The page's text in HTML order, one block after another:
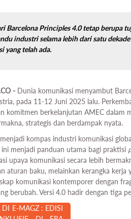
Barcelona Principles 4.0 tetap berupa
industri selama lebih dari satu
yang telah ada.
- Dunia komunikasi menyambut
pada 11-12 Juni 2025 lalu.
komitmen berkelanjutan AMEC dalam
strategis dan berdampak nyata.
kompas industri komunikasi
menjadi panduan utama bagi praktisi
upaya komunikasi secara lebih
aturan baku, melainkan kerangka
komunikasi kontemporer dengan
berubah. Versi 4.0 hadir dengan tiga
DI E-MAGZ : EDISI